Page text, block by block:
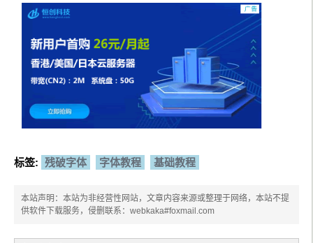
标签: 残破字体 字体教程 基础教程
本站声明：本站为非经营性网站，文章内容来源或整理于网络，本站不提
供软件下载服务，侵删联系：webkaka#foxmail.com